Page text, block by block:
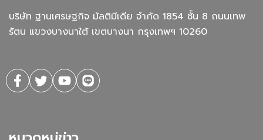
บริษัท ฐานเศรษฐกิจ มัลติมีเดีย จํากัด 1854 ชั้น 8 ถนนเทพ
รัตน แขวงบางนาใต้ เขตบางนา กรุงเทพฯ 10260